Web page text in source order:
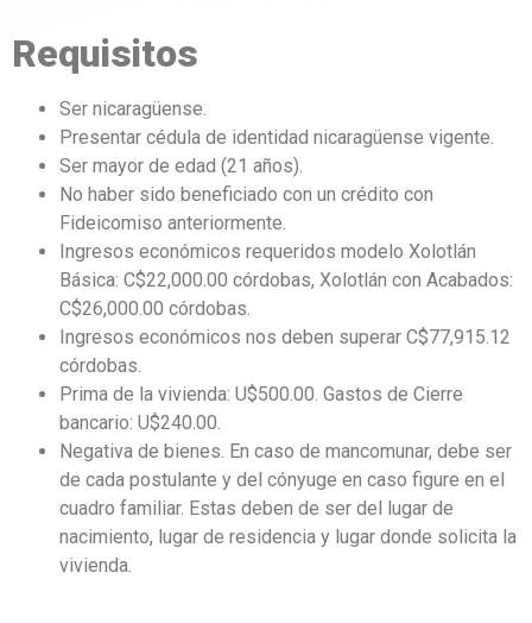
Requisitos
Ser nicaragüense.
Presentar cédula de identidad nicaragüense vigente.
Ser mayor de edad (21 años).
No haber sido beneficiado con un crédito con
Fideicomiso anteriormente.
Ingresos económicos requeridos modelo Xolotlán
Básica: C$22,000.00 córdobas, Xolotlán con Acabados:
C$26,000.00 córdobas.
Ingresos económicos nos deben superar C$77,915.12
córdobas.
Prima de la vivienda: U$500.00. Gastos de Cierre
bancario: U$240.00.
Negativa de bienes. En caso de mancomunar, debe ser
de cada postulante y del cónyuge en caso figure en el
cuadro familiar. Estas deben de ser del lugar de
nacimiento, lugar de residencia y lugar donde solicita la
vivienda.